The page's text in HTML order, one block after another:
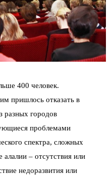
400 человек.
пришлось отказать в
разных городов
проблемами
спектра, сложных
– отсутствия или
недоразвития или